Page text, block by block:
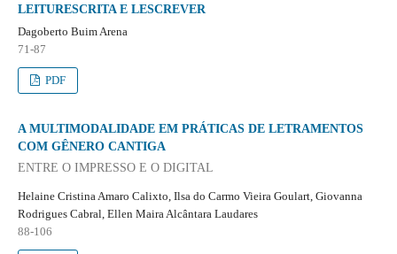
LEITURESCRITA E LESCREVER
Dagoberto Buim Arena
71-87
PDF
A MULTIMODALIDADE EM PRÁTICAS DE LETRAMENTOS
COM GÊNERO CANTIGA
ENTRE O IMPRESSO E O DIGITAL
Helaine Cristina Amaro Calixto, Ilsa do Carmo Vieira Goulart, Giovanna
Rodrigues Cabral, Ellen Maira Alcântara Laudares
88-106